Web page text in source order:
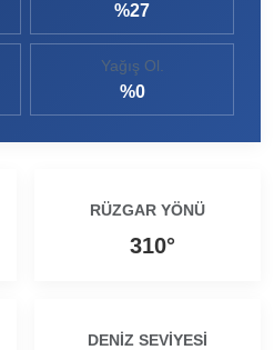
Ezine MEM Öğrencileri Otomotiv Sektörünü Yerinde İnceledi
%27
Yağış Ol.
%0
RÜZGAR YÖNÜ
310°
DENIZ SEVIYESI